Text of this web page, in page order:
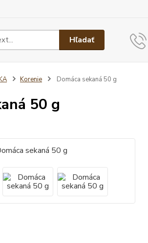
Hľadať
Korenie Domáca sekaná 50 g
50 g